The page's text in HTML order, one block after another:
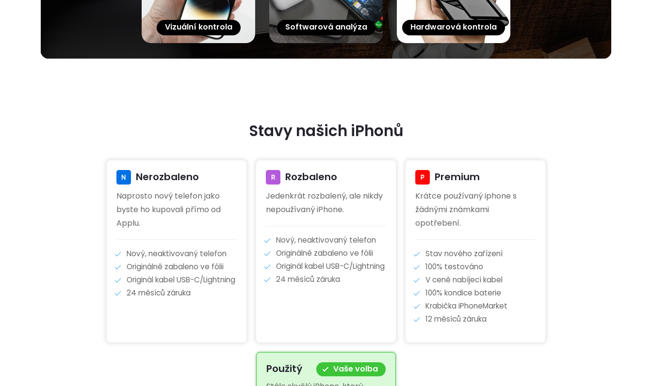
Vizuální kontrola Softwarová analýza Hardwarová kontrola
Stavy našich iPhonů
Nerozbaleno
Naprosto nový telefon jako
byste ho kupovali přímo od
Applu.
Nový, neaktivovaný telefon
Originálně zabaleno ve fólii
Originál kabel USB-C/Lightning
24 měsíců záruka
Rozbaleno
Jedenkrát rozbalený, ale nikdy
nepoužívaný iPhone.
Nový, neaktivovaný telefon
Originálně zabaleno ve fólii
Originál kabel USB-C/Lightning
24 měsíců záruka
Premium
Krátce používaný iphone s
žádnými známkami
opotřebení.
Stav nového zařízení
100% testováno
V ceně nabíjecí kabel
100% kondice baterie
Krabička iPhoneMarket
12 měsíců záruka
Použitý
Vaše volba